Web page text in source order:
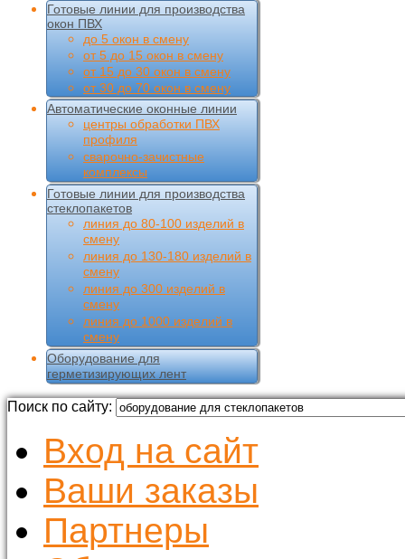
Готовые линии для производства
окон ПВХ
до 5 окон в смену
от 5 до 15 окон в смену
от 15 до 30 окон в смену
от 30 до 70 окон в смену
Автоматические оконные линии
центры обработки ПВХ
профиля
сварочно-зачистные
комплексы
Готовые линии для производства
стеклопакетов
линия до 80-100 изделий в
смену
линия до 130-180 изделий в
смену
линия до 300 изделий в
смену
линия до 1000 изделий в
смену
Оборудование для
герметизирующих лент
Поиск по сайту:
Вход на сайт
Ваши заказы
Партнеры